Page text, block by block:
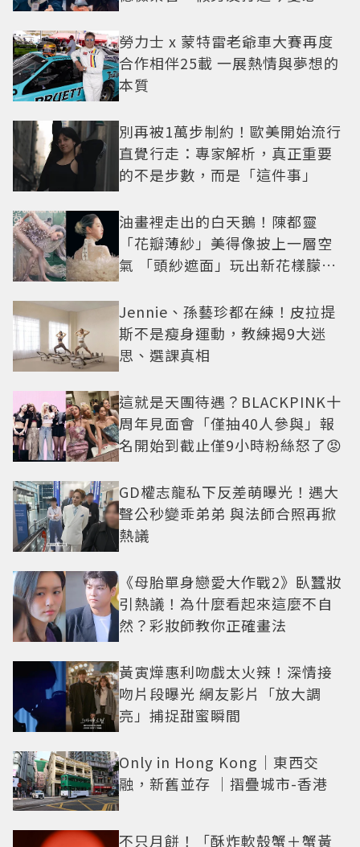
勞力士 x 蒙特雷老爺車大賽再度
合作相伴25載 一展熱情與夢想的
本質
別再被1萬步制約！歐美開始流行
直覺行走：專家解析，真正重要
的不是步數，而是「這件事」
油畫裡走出的白天鵝！陳都靈
「花瓣薄紗」美得像披上一層空
氣 「頭紗遮面」玩出新花樣朦朧
Jennie、孫藝珍都在練！皮拉提
斯不是瘦身運動，教練揭9大迷
思、選課真相
這就是天團待遇？BLACKPINK十
周年見面會「僅抽40人參與」報
名開始到截止僅9小時粉絲怒了😡
GD權志龍私下反差萌曝光！遇大
聲公秒變乖弟弟 與法師合照再掀
熱議
《母胎單身戀愛大作戰2》臥蠶妝
引熱議！為什麼看起來這麼不自
然？彩妝師教你正確畫法
黃寅燁惠利吻戲太火辣！深情接
吻片段曝光 網友影片「放大調
亮」捕捉甜蜜瞬間
Only in Hong Kong｜東西交
融，新舊並存 ｜摺疊城市-香港
不只月餅！「酥炸軟殼蟹＋蟹黃